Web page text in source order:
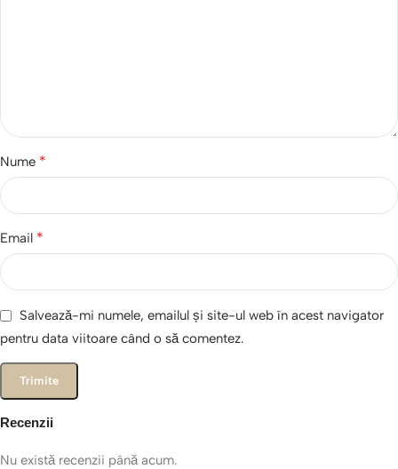
Recenzii
Nu există recenzii până acum.
Nume *
Email *
Salvează-mi numele, emailul și site-ul web în acest navigator
pentru data viitoare când o să comentez.